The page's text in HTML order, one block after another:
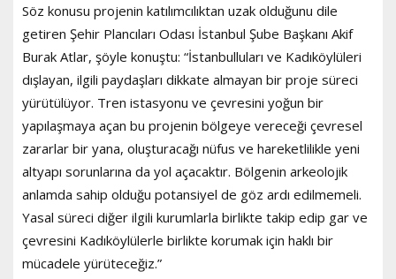
Söz konusu projenin katılımcılıktan uzak olduğunu dile
getiren Şehir Plancıları Odası İstanbul Şube Başkanı Akif
Burak Atlar, şöyle konuştu: “İstanbulluları ve Kadıköylüleri
dışlayan, ilgili paydaşları dikkate almayan bir proje süreci
yürütülüyor. Tren istasyonu ve çevresini yoğun bir
yapılaşmaya açan bu projenin bölgeye vereceği çevresel
zararlar bir yana, oluşturacağı nüfus ve hareketlilikle yeni
altyapı sorunlarına da yol açacaktır. Bölgenin arkeolojik
anlamda sahip olduğu potansiyel de göz ardı edilmemeli.
Yasal süreci diğer ilgili kurumlarla birlikte takip edip gar ve
çevresini Kadıköylülerle birlikte korumak için haklı bir
mücadele yürüteceğiz.”